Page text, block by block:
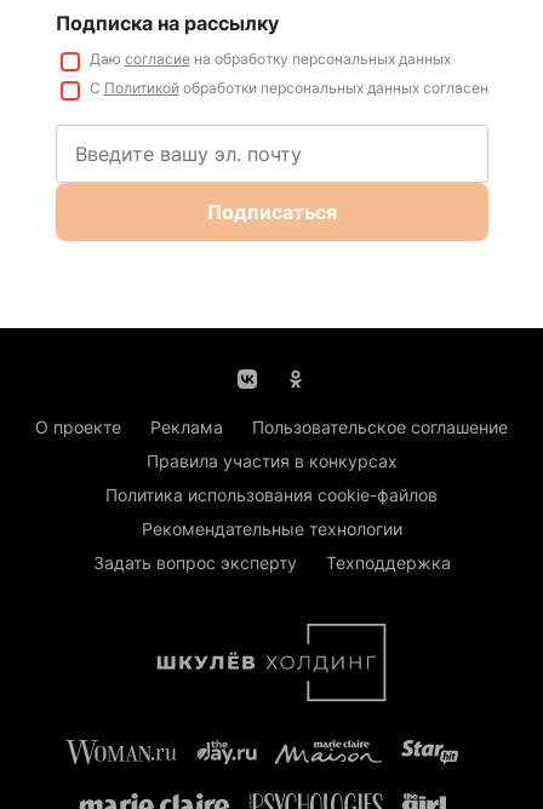
Подписка на рассылку
Даю согласиена обработку персональных данных
С Политикойобработки персональных данных согласен
Подписаться
О проекте Реклама
Пользовательское соглашение
Правила участия в конкурсах
Политика использования cookie-файлов
Рекомендательные технологии
Задать вопрос эксперту
Техподдержка